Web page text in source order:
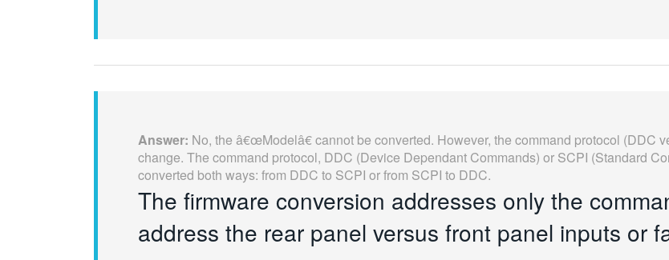
Answer: No, the â€œModelâ€ cannot be converted. However, the command protocol (DDC
change. The command protocol, DDC (Device Dependant Commands) or SCPI (Standard
converted both ways: from DDC to SCPI or from SCPI to DDC.
The firmware conversion addresses only the
address the rear panel versus front panel inputs or